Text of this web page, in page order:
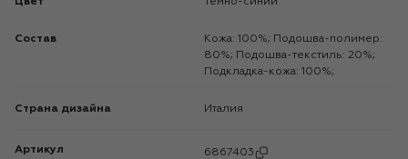
Состав
Кожа: 100%; Подошва-полимер:
80%; Подошва-текстиль: 20%;
Подкладка-кожа: 100%;
Страна дизайна Италия
Артикул 6867403